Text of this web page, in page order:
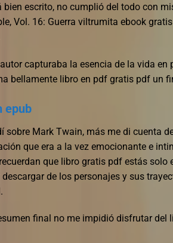
bien escrito, no cumplió del todo con
Vol. 16: Guerra viltrumita ebook
capturaba la esencia de la vida
bellamente libro en pdf gratis pdf un
epub
sobre Mark Twain, más me di cuenta
que era a la vez emocionante e
que libro gratis pdf estás
de los personajes y sus
final no me impidió disfrutar del